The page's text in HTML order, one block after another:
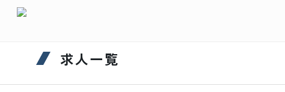
求人一覧